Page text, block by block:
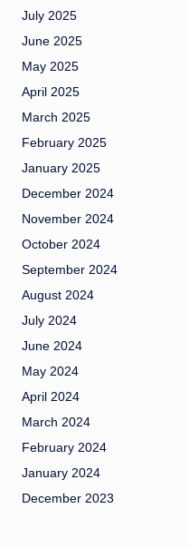
July 2025
June 2025
May 2025
April 2025
March 2025
February 2025
January 2025
December 2024
November 2024
October 2024
September 2024
August 2024
July 2024
June 2024
May 2024
April 2024
March 2024
February 2024
January 2024
December 2023